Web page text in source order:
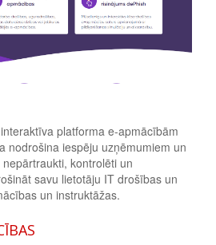
platforma e-apmācībām
nodrošina iespēju uzņēmumiem un
kontrolēti un
savu lietotāju IT drošības un
un instruktāžas.